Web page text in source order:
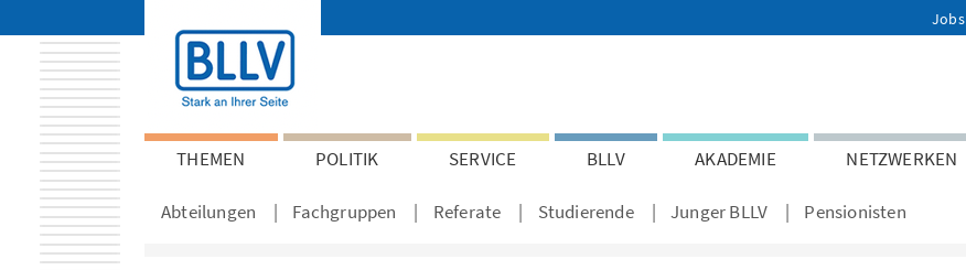
Jobs
THEMEN POLITIK SERVICE BLLV AKADEMIE NETZWERKEN
Abteilungen Fachgruppen Referate Studierende Junger BLLV Pensionisten